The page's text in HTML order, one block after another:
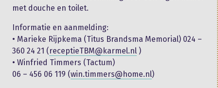
met douche en toilet.
Informatie en aanmelding:
• Marieke Rijpkema (Titus Brandsma Memorial) 024 –
360 24 21 (receptieTBM@karmel.nl )
• Winfried Timmers (Tactum)
06 – 456 06 119 (win.timmers@home.nl)